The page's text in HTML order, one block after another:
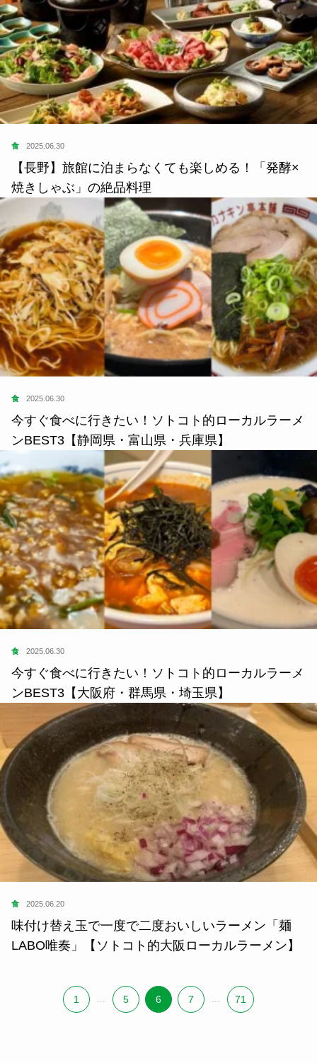
食 2025.06.30
【長野】旅館に泊まらなくても楽しめる！「発酵×
焼きしゃぶ」の絶品料理
食 2025.06.30
今すぐ食べに行きたい！ソトコト的ローカルラーメ
ンBEST3【静岡県・富山県・兵庫県】
食 2025.06.30
今すぐ食べに行きたい！ソトコト的ローカルラーメ
ンBEST3【大阪府・群馬県・埼玉県】
食 2025.06.20
味付け替え玉で一度で二度おいしいラーメン「麺
LABO唯奏」【ソトコト的大阪ローカルラーメン】
1 ... 5 6 7 ... 71